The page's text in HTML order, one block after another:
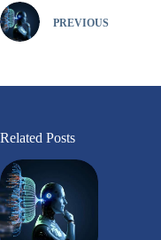
PREVIOUS
Related Posts